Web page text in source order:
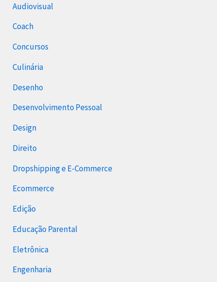
Audiovisual
Coach
Concursos
Culinária
Desenho
Desenvolvimento Pessoal
Design
Direito
Dropshipping e E-Commerce
Ecommerce
Edição
Educação Parental
Eletrônica
Engenharia